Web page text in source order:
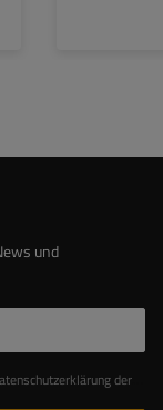
und
zur Kenntnis genommen habe